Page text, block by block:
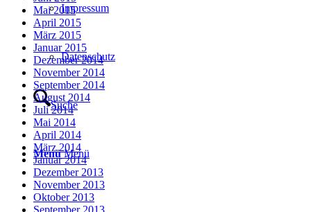
Impressum
Datenschutz
Suche
Menü Menü
Mai 2015
April 2015
März 2015
Januar 2015
Dezember 2014
November 2014
September 2014
August 2014
Juli 2014
Mai 2014
April 2014
März 2014
Januar 2014
Dezember 2013
November 2013
Oktober 2013